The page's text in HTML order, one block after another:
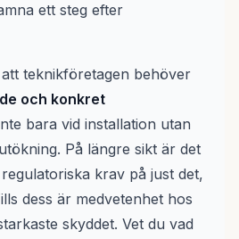
ett steg efter
teknikföretagen behöver
och konkret
bara vid installation utan
På längre sikt är det
krav på just det,
dess är medvetenhet hos
skyddet. Vet du vad